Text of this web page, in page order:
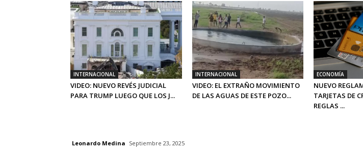
INTERNACIONAL
VIDEO: NUEVO REVÉS JUDICIAL
PARA TRUMP LUEGO QUE LOS J...
INTERNACIONAL
VIDEO: EL EXTRAÑO MOVIMIENTO
DE LAS AGUAS DE ESTE POZO...
ECONOMÍA
NUEVO
TARJETAS DE
REGLAS ...
Leonardo Medina Septiembre 23, 2025